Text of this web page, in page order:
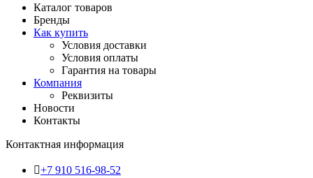
Каталог товаров
Бренды
Как купить
Условия доставки
Условия оплаты
Гарантия на товары
Компания
Реквизиты
Новости
Контакты
Контактная информация
+7 910 516-98-52